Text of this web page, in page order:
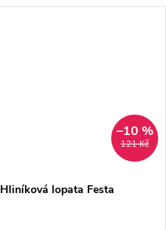
121 Kč
–10 %
Hliníková lopata Festa